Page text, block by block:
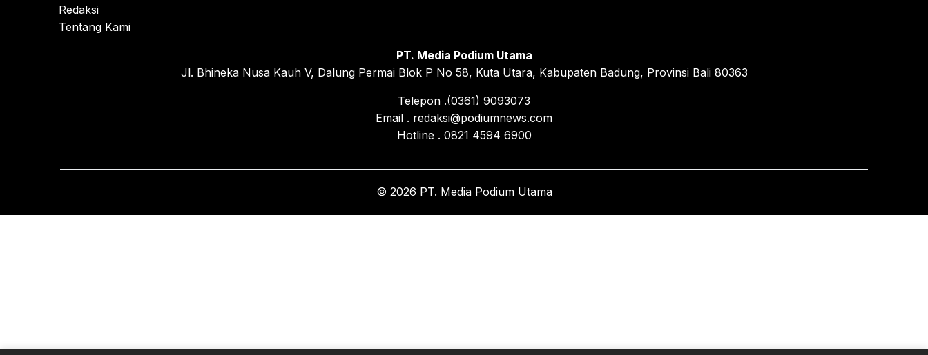
Redaksi
Tentang Kami
PT. Media Podium Utama
Jl. Bhineka Nusa Kauh V, Dalung Permai Blok P No 58, Kuta Utara, Kabupaten Badung, Provinsi Bali 80363
Telepon .(0361) 9093073
Email . redaksi@podiumnews.com
Hotline . 0821 4594 6900
© 2026 PT. Media Podium Utama